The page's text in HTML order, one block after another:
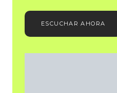
ESCUCHAR AHORA